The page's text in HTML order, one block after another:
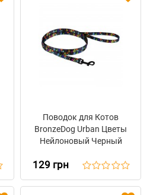
Поводок для Котов
BronzeDog Urban Цветы
Нейлоновый Черный
129 грн